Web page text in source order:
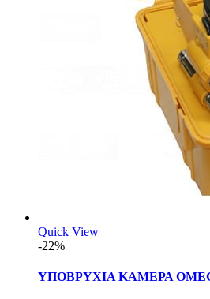
Quick View
-22%
ΥΠΟΒΡΥΧΙΑ ΚΑΜΕΡΑ